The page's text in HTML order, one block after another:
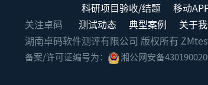
科研项目验收/结题
移动
关注卓码
测试动态 典型案例 关于
湖南卓码软件测评有限公司 版权所有
备案/许可证编号为： 湘公网安备